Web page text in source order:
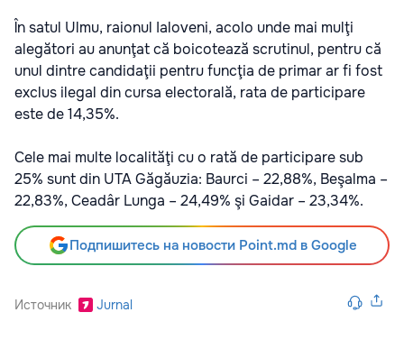
În satul Ulmu, raionul Ialoveni, acolo unde mai mulţi
alegători au anunţat că boicotează scrutinul, pentru că
unul dintre candidaţii pentru funcţia de primar ar fi fost
exclus ilegal din cursa electorală, rata de participare
este de 14,35%.
Cele mai multe localităţi cu o rată de participare sub
25% sunt din UTA Găgăuzia: Baurci – 22,88%, Beşalma –
22,83%, Ceadâr Lunga – 24,49% şi Gaidar – 23,34%.
Подпишитесь на новости Point.md в Google
Источник Jurnal